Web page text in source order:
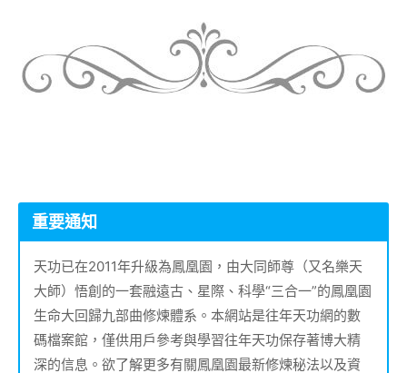
重要通知
天功已在2011年升級為鳳凰園，由大同師尊（又名樂天
大師）悟創的一套融遠古、星際、科學“三合一”的鳳凰園
生命大回歸九部曲修煉體系。本網站是往年天功網的數
碼檔案館，僅供用戶參考與學習往年天功保存著博大精
深的信息。欲了解更多有關鳳凰園最新修煉秘法以及資